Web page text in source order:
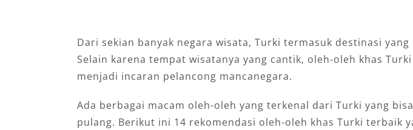
Dari sekian banyak negara wisata, Turki termasuk destinasi
Selain karena tempat wisatanya yang cantik, oleh-oleh khas
menjadi incaran pelancong mancanegara.
Ada berbagai macam oleh-oleh yang terkenal dari Turki yang
pulang. Berikut ini 14 rekomendasi oleh-oleh khas Turki terbaik